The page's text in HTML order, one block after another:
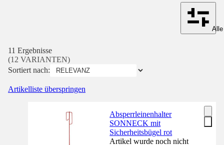
11 Ergebnisse
(12 VARIANTEN)
Sortiert nach:
Artikelliste überspringen
Absperrleinenhalter
SONNECK mit
Sicherheitsbügel rot
Artikel wurde noch nicht